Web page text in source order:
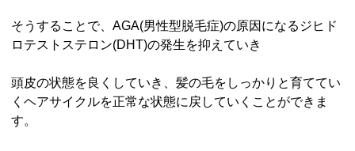
そうすることで、AGA(男性型脱毛症)の原因になるジヒド
ロテストステロン(DHT)の発生を抑えていき
頭皮の状態を良くしていき、髪の毛をしっかりと育ててい
くヘアサイクルを正常な状態に戻していくことができま
す。